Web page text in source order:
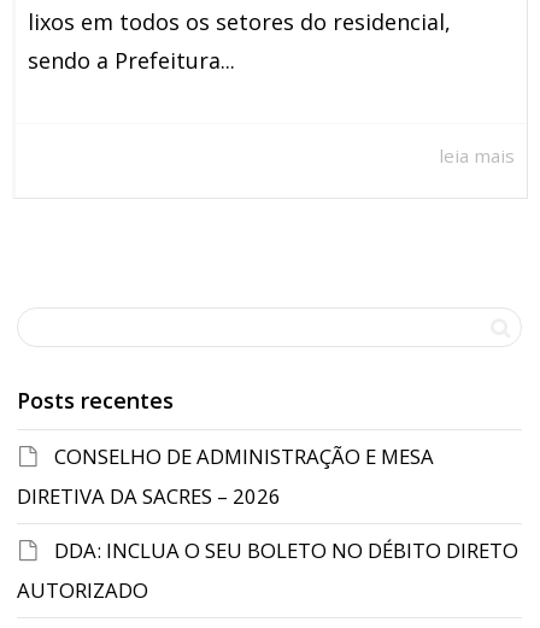
lixos em todos os setores do residencial,
sendo a Prefeitura...
leia mais
Posts recentes
CONSELHO DE ADMINISTRAÇÃO E MESA
DIRETIVA DA SACRES – 2026
DDA: INCLUA O SEU BOLETO NO DÉBITO DIRETO
AUTORIZADO